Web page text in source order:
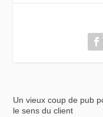
Un vieux coup de pub
le sens du client